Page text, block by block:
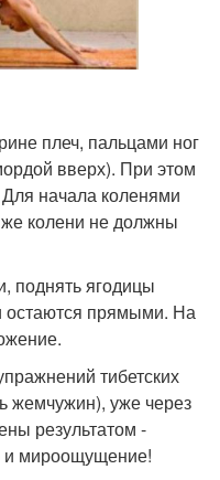
плеч, пальцами ног
вверх). При этом
начала коленями
колени не должны
поднять ягодицы
остаются прямыми. На
тибетских
жемчужин), уже через
результатом -
и мироощущение!